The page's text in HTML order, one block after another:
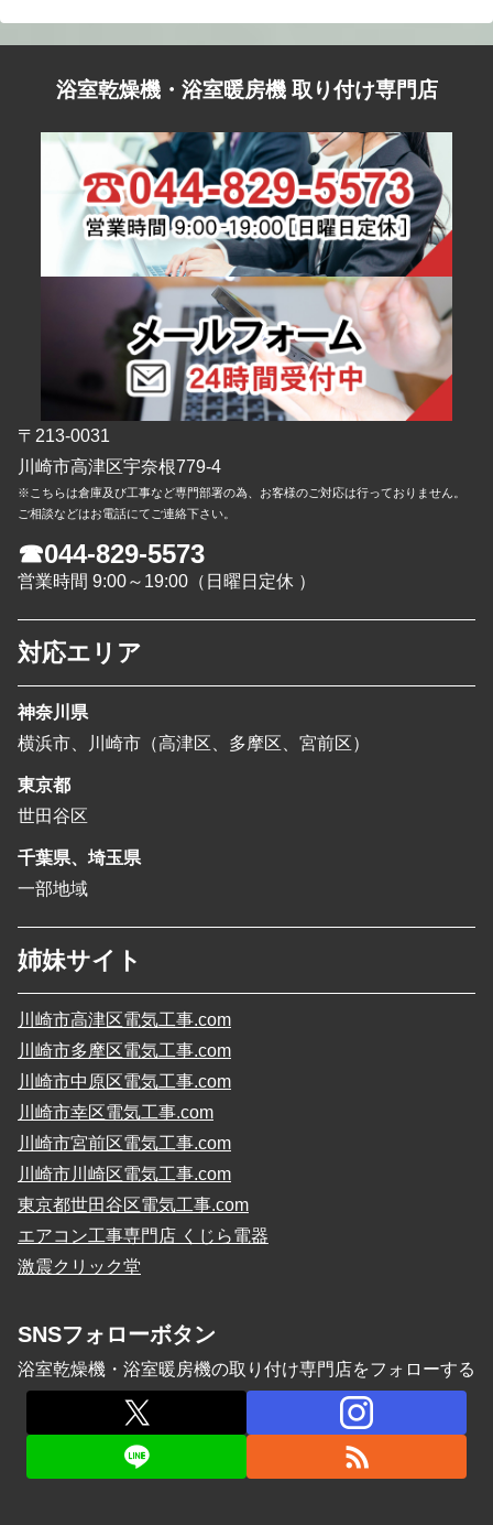
浴室乾燥機・浴室暖房機 取り付け専門店
〒213-0031
川崎市高津区宇奈根779-4
※こちらは倉庫及び工事など専門部署の為、お客様のご対応は行っておりません。
ご相談などはお電話にてご連絡下さい。
☎044-829-5573
営業時間 9:00～19:00（日曜日定休 ）
対応エリア
神奈川県
横浜市、川崎市（高津区、多摩区、宮前区）
東京都
世田谷区
千葉県、埼玉県
一部地域
姉妹サイト
川崎市高津区電気工事.com
川崎市多摩区電気工事.com
川崎市中原区電気工事.com
川崎市幸区電気工事.com
川崎市宮前区電気工事.com
川崎市川崎区電気工事.com
東京都世田谷区電気工事.com
エアコン工事専門店 くじら電器
激震クリック堂
SNSフォローボタン
浴室乾燥機・浴室暖房機の取り付け専門店をフォローする